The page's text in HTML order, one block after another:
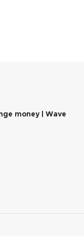
money | Wave